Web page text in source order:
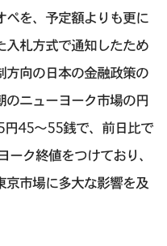
ペを、予定額よりも更に
入札方式で通知したため
方向の日本の金融政策の
のニューヨーク市場の円
45～55銭で、前日比で
ク終値をつけており、
京市場に多大な影響を及